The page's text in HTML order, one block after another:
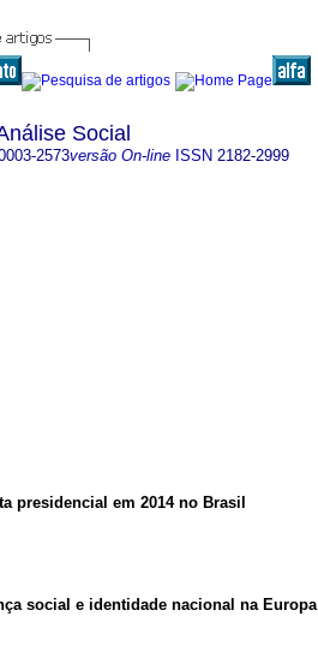
Social
2573versão On-line ISSN 2182-2999
presidencial em 2014 no Brasil
social e identidade nacional na Europa